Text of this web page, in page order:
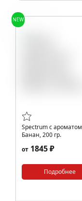
NEW
Spectrum с ароматом
Банан, 200 гр.
от 1845 ₽
Подробнее